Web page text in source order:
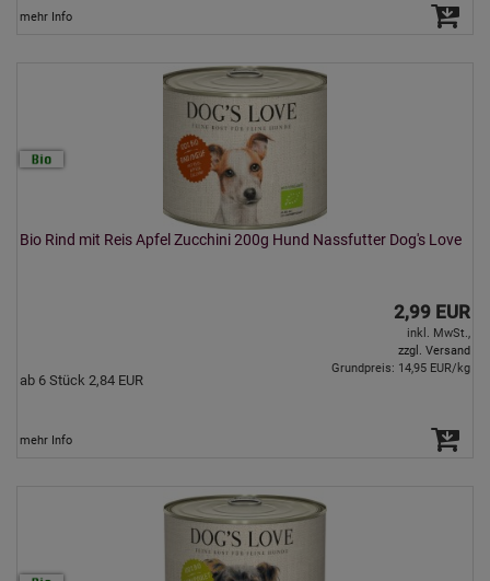
mehr Info
Bio Rind mit Reis Apfel Zucchini 200g Hund Nassfutter Dog's Love
2,99 EUR
inkl. MwSt.,
zzgl. Versand
ab 6 Stück 2,84 EUR
Grundpreis: 14,95 EUR/kg
mehr Info